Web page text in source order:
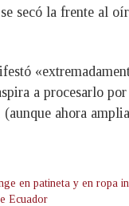
secó la frente al
a procesarlo
ahora
en patineta y en ropa
Ecuador